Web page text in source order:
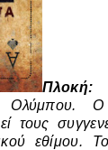
Ο
τους
εθίμου.